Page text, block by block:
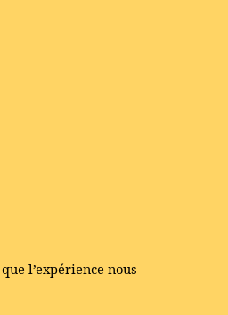
l’expérience nous